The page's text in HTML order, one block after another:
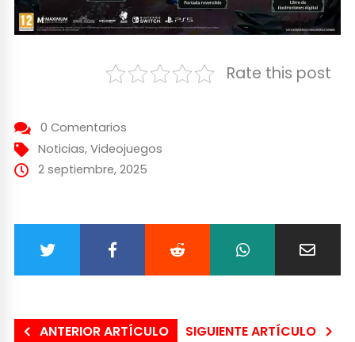
Rate this post
0 Comentarios
Noticias, Videojuegos
2 septiembre, 2025
ANTERIOR ARTÍCULO SIGUIENTE ARTÍCULO